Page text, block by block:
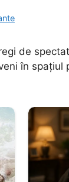
de
în spațiul